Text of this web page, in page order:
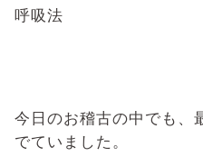
呼吸法
今日のお稽古の中でも、
でていました。